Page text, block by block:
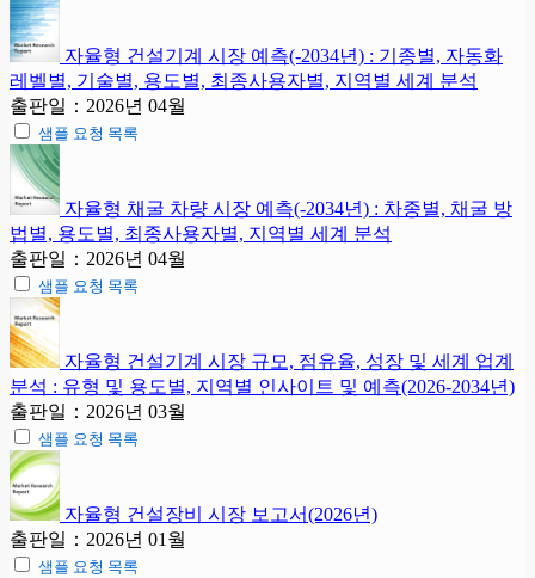
자율형 건설기계 시장 예측(-2034년) : 기종별, 자동화
레벨별, 기술별, 용도별, 최종사용자별, 지역별 세계 분석
출판일：2026년 04월
샘플 요청 목록
자율형 채굴 차량 시장 예측(-2034년) : 차종별, 채굴 방
법별, 용도별, 최종사용자별, 지역별 세계 분석
출판일：2026년 04월
샘플 요청 목록
자율형 건설기계 시장 규모, 점유율, 성장 및 세계 업계
분석 : 유형 및 용도별, 지역별 인사이트 및 예측(2026-2034년)
출판일：2026년 03월
샘플 요청 목록
자율형 건설장비 시장 보고서(2026년)
출판일：2026년 01월
샘플 요청 목록